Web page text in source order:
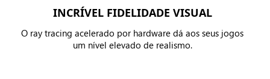
INCRÍVEL FIDELIDADE VISUAL
O ray tracing acelerado por hardware dá aos seus jogos
um nível elevado de realismo.